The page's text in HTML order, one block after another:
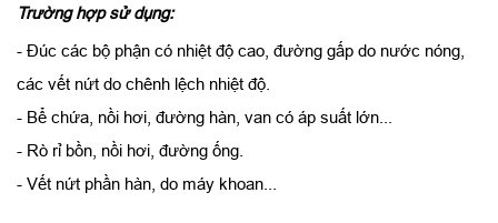
Trường hợp sử dụng:
- Đúc các bộ phận có nhiệt độ cao, đường gấp do nước nóng,
các vết nứt do chênh lệch nhiệt độ.
- Bể chứa, nồi hơi, đường hàn, van có áp suất lớn...
- Rò rỉ bồn, nồi hơi, đường ống.
- Vết nứt phần hàn, do máy khoan...